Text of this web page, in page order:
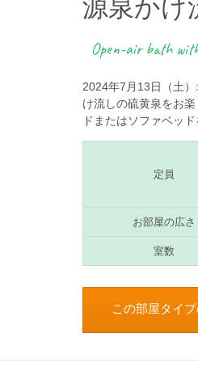
源泉かけ
Open-air bath
2024年7月13日（土
け流しの硫黄泉をお
ドまたはソファベッ
定員
お部屋の広さ
室数
この部屋タイ